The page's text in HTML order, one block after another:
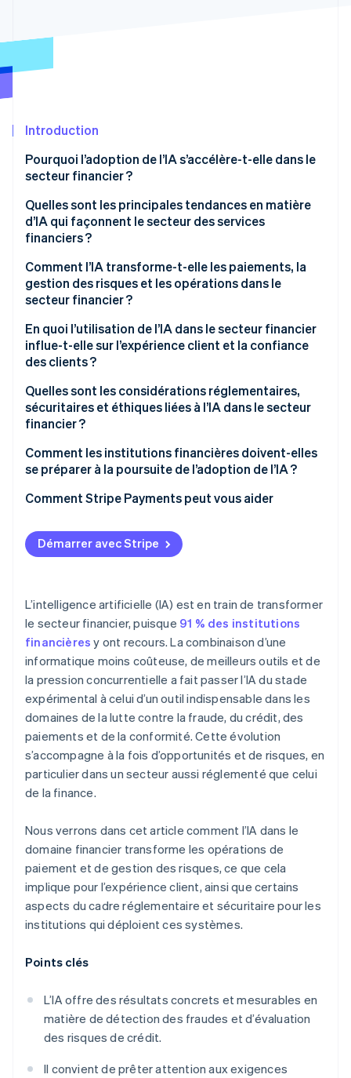
Radar
Atlas
Élimination du carbone
Vérification de l'identité
Découvrez comment Stripe construit l’infrastructure
Regarder la vidéo
Introduction
Pourquoi l’adoption de l’IA s’accélère-t-elle dans le
secteur financier ?
Quelles sont les principales tendances en matière
d’IA qui façonnent le secteur des services
financiers ?
Comment l’IA transforme-t-elle les paiements, la
gestion des risques et les opérations dans le
secteur financier ?
En quoi l’utilisation de l’IA dans le secteur financier
influe-t-elle sur l’expérience client et la confiance
des clients ?
Quelles sont les considérations réglementaires,
sécuritaires et éthiques liées à l’IA dans le secteur
financier ?
Comment les institutions financières doivent-elles
se préparer à la poursuite de l’adoption de l’IA ?
Comment Stripe Payments peut vous aider
Démarrer avec Stripe
L’intelligence artificielle (IA) est en train de transformer
le secteur financier, puisque 91 % des institutions
financières y ont recours. La combinaison d’une
informatique moins coûteuse, de meilleurs outils et de
la pression concurrentielle a fait passer l’IA du stade
expérimental à celui d’un outil indispensable dans les
domaines de la lutte contre la fraude, du crédit, des
paiements et de la conformité. Cette évolution
s’accompagne à la fois d’opportunités et de risques, en
particulier dans un secteur aussi réglementé que celui
de la finance.
Nous verrons dans cet article comment l’IA dans le
domaine financier transforme les opérations de
paiement et de gestion des risques, ce que cela
implique pour l’expérience client, ainsi que certains
aspects du cadre réglementaire et sécuritaire pour les
institutions qui déploient ces systèmes.
Points clés
L’IA offre des résultats concrets et mesurables en
matière de détection des fraudes et d’évaluation
des risques de crédit.
Il convient de prêter attention aux exigences